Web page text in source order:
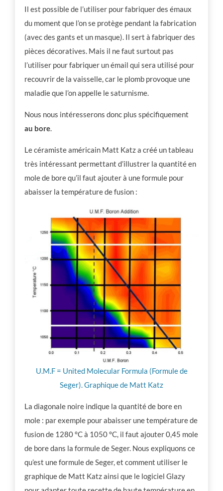
Il est possible de l’utiliser pour fabriquer des émaux
du moment que l’on se protège pendant la fabrication
(avec des gants et un masque). Il sert à fabriquer des
pièces décoratives. Mais il ne faut surtout pas
l’utiliser pour fabriquer un émail qui sera utilisé pour
recouvrir de la vaisselle, car le plomb provoque une
maladie que l’on appelle le saturnisme.
Nous nous intéresserons donc plus spécifiquement
au bore.
Le céramiste américain Matt Katz a créé un tableau
très intéressant permettant d’illustrer la quantité en
mole de bore qu’il faut ajouter à une formule pour
abaisser la température de fusion :
U.M.F = United Molecular Formula (Formule de
Seger). Graphique de Matt Katz
La diagonale noire indique la quantité de bore en
mole : par exemple pour abaisser une température de
fusion de 1280 °C à 1050 °C, il faut ajouter 0,45 mole
de bore dans la formule de Seger. Nous expliquons ce
qu’est une formule de Seger, et comment utiliser le
graphique de Matt Katz ainsi que le logiciel Glazy